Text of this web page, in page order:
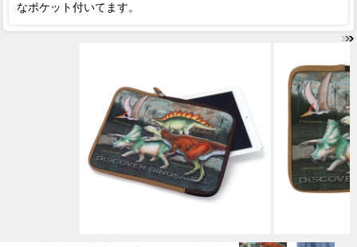
なポケット付いてます。